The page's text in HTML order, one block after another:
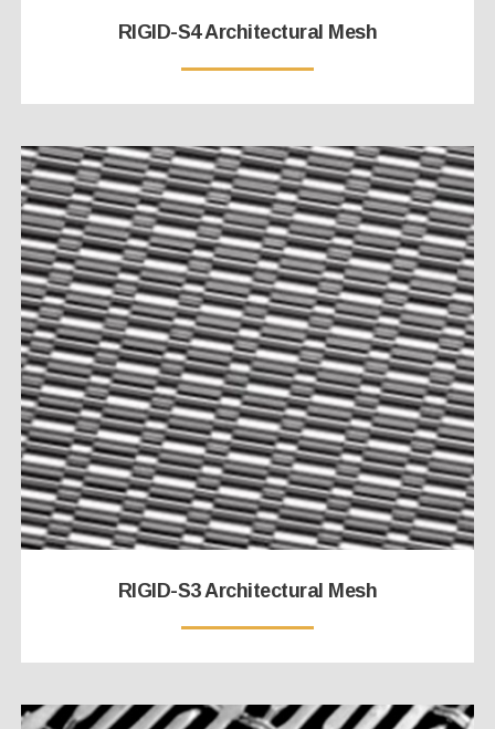
RIGID-S4 Architectural Mesh
RIGID-S3 Architectural Mesh